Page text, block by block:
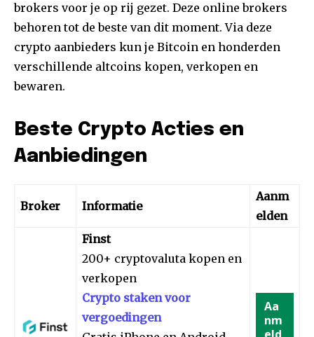
brokers voor je op rij gezet. Deze online brokers
behoren tot de beste van dit moment. Via deze
crypto aanbieders kun je Bitcoin en honderden
verschillende altcoins kopen, verkopen en
bewaren.
Beste Crypto Acties en
Aanbiedingen
Broker Informatie
Aanm
elden
Finst
200+ cryptovaluta kopen en
verkopen
Crypto staken voor
vergoedingen
Aa
nm